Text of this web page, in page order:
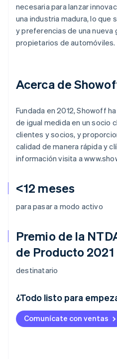
<12 meses
para pasar a modo activo
Premio de la
de Producto 2021
destinatario
¿Todo listo para
Comunícate con ventas
necesaria para lanzar
una industria madura, lo
y preferencias de una nueva
propietarios de automóviles.
Acerca de
Fundada en 2012, Showoff
de igual medida en un socio
clientes y socios, y
calidad de manera rápida y
información visita a
Alemania
DeutschEnglish
Australia